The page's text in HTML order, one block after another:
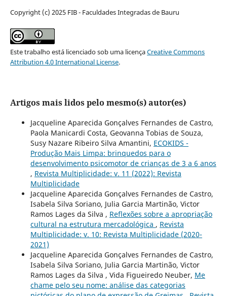
Copyright (c) 2025 FIB - Faculdades Integradas de Bauru
Este trabalho está licenciado sob uma licençaCreative Commons
Attribution 4.0 International License.
Artigos mais lidos pelo mesmo(s) autor(es)
Jacqueline Aparecida Gonçalves Fernandes de Castro,
Paola Manicardi Costa, Geovanna Tobias de Souza,
Susy Nazare Ribeiro Silva Amantini, ECOKIDS -
Produção Mais Limpa: brinquedos para o
desenvolvimento psicomotor de crianças de 3 a 6 anos
, Revista Multiplicidade: v. 11 (2022): Revista
Multiplicidade
Jacqueline Aparecida Gonçalves Fernandes de Castro,
Isabela Silva Soriano, Julia Garcia Martinão, Victor
Ramos Lages da Silva , Reflexões sobre a apropriação
cultural na estrutura mercadológica , Revista
Multiplicidade: v. 10: Revista Multiplicidade (2020-
2021)
Jacqueline Aparecida Gonçalves Fernandes de Castro,
Isabela Silva Soriano, Julia Garcia Martinão, Victor
Ramos Lages da Silva , Vida Figueiredo Neuber, Me
chame pelo seu nome: análise das categorias